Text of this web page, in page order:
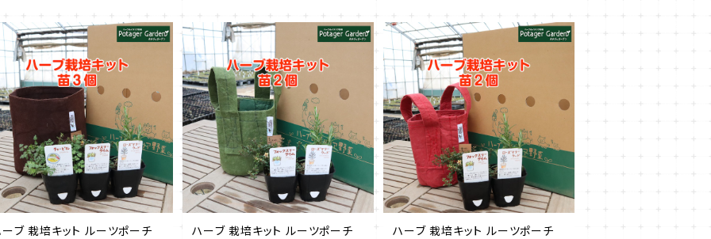
ーブ 栽培キット ルーツポーチ
ハーブ 栽培キット ルーツポーチ
ハーブ 栽培キット ルーツポーチ